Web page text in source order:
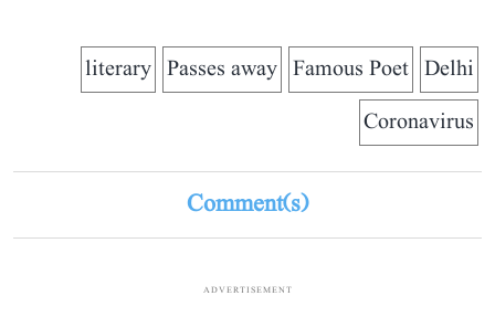
Delhi
Famous Poet
Passes away
literary
Coronavirus
Comment(s)
ADVERTISEMENT